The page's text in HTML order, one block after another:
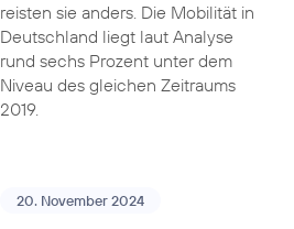
reisten sie anders. Die Mobilität in
Deutschland liegt laut Analyse
rund sechs Prozent unter dem
Niveau des gleichen Zeitraums
2019.
20. November 2024